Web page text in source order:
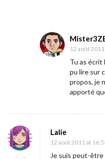
S
c
u
m
p
f
12 août
Tu as écrit
pu lire sur
propos, je
apporté
Lalie
12 août 2011 at
Je suis peut-